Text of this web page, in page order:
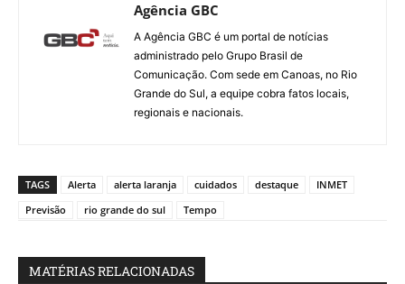
Agência GBC
A Agência GBC é um portal de notícias
administrado pelo Grupo Brasil de
Comunicação. Com sede em Canoas, no Rio
Grande do Sul, a equipe cobra fatos locais,
regionais e nacionais.
TAGS Alerta alerta laranja cuidados destaque
INMET
Previsão
rio grande do sul Tempo
MATÉRIAS RELACIONADAS